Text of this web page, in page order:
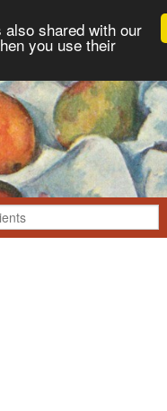
shared with our
you use their